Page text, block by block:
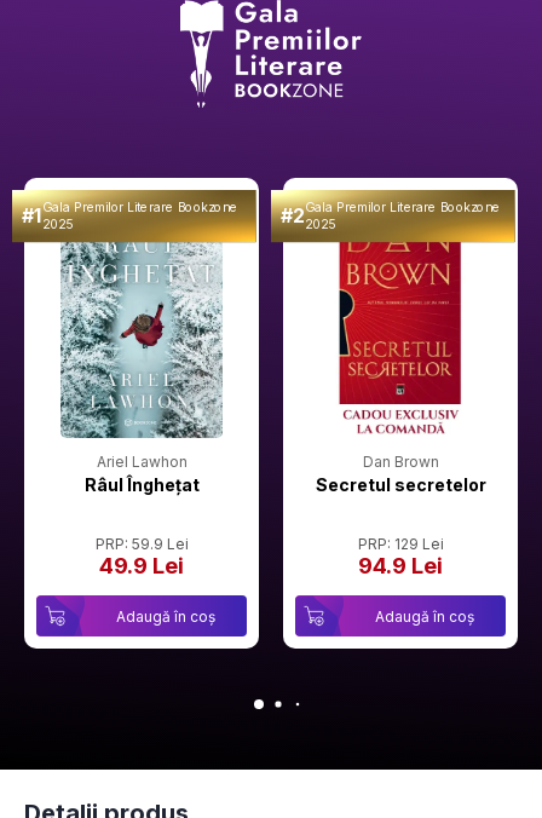
#1Gala Premilor Literare Bookzone
2025
Ariel Lawhon
Râul Înghețat
PRP: 59.9 Lei
49.9 Lei
Adaugă în coș
#2Gala Premilor Literare Bookzone
2025
Dan Brown
Secretul secretelor
PRP: 129 Lei
94.9 Lei
Adaugă în coș